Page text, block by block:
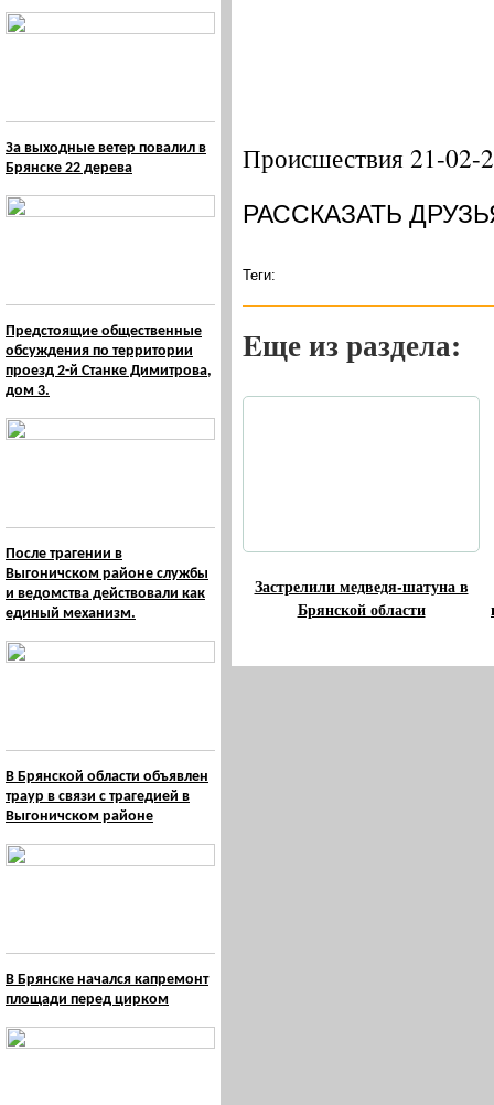
За выходные ветер повалил в
Брянске 22 дерева
Предстоящие общественные
обсуждения по территории
проезд 2-й Станке Димитрова,
дом 3.
После трагении в
Выгоничском районе службы
и ведомства действовали как
единый механизм.
В Брянской области объявлен
траур в связи с трагедией в
Выгоничском районе
В Брянске начался капремонт
площади перед цирком
Происшествия 21-02-
РАССКАЗАТЬ
Теги:
Eще из раздела:
Застрелили медведя-шатуна в
Брянской области